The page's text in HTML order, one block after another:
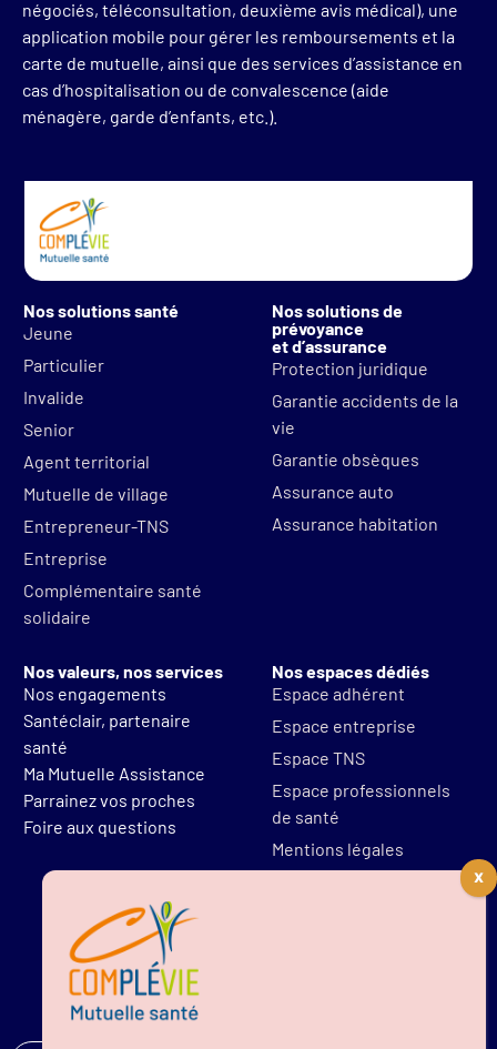
négociés, téléconsultation, deuxième avis médical), une
application mobile pour gérer les remboursements et la
carte de mutuelle, ainsi que des services d’assistance en
cas d’hospitalisation ou de convalescence (aide
ménagère, garde d’enfants, etc.).
Nos solutions santé
Jeune
Particulier
Invalide
Senior
Agent territorial
Mutuelle de village
Entrepreneur-TNS
Entreprise
Complémentaire santé
solidaire
Nos solutions de
prévoyance
et d’assurance
Protection juridique
Garantie accidents de la
vie
Garantie obsèques
Assurance auto
Assurance habitation
Nos valeurs, nos services
Nos engagements
Santéclair, partenaire
santé
Ma Mutuelle Assistance
Parrainez vos proches
Foire aux questions
Nos espaces dédiés
Espace adhérent
Espace entreprise
Espace TNS
Espace professionnels
de santé
Mentions légales
Protections des données